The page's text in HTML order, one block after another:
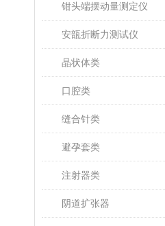
钳头端摆动量测定仪
安瓿折断力测试仪
晶状体类
口腔类
缝合针类
避孕套类
注射器类
阴道扩张器